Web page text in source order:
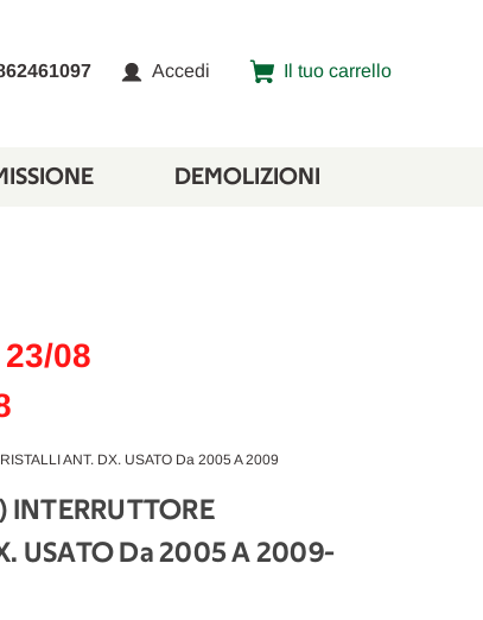
Accedi Il tuo carrello
DEMOLIZIONI
08
ANT. DX. USATO Da 2005 A 2009
USATO Da 2005 A 2009-